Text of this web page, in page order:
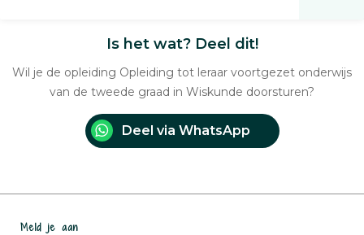
Is het wat? Deel dit!
Wil je de opleiding Opleiding tot leraar voortgezet onderwijs
van de tweede graad in Wiskunde doorsturen?
Deel via WhatsApp
Meld je aan